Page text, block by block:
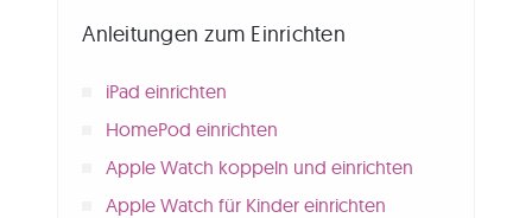
Anleitungen zum Einrichten
iPad einrichten
HomePod einrichten
Apple Watch koppeln und einrichten
Apple Watch für Kinder einrichten